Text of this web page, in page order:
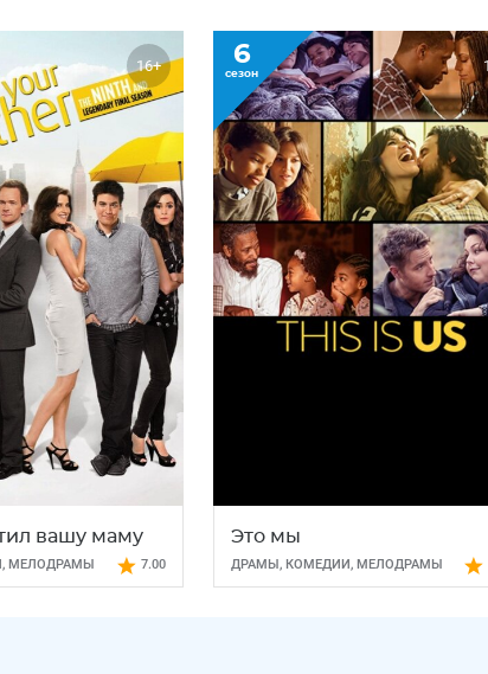
16+
вашу маму
,МЕЛОДРАМЫ 7.00
6
сезон
Это мы
ДРАМЫ, КОМЕДИИ, МЕЛОДРАМЫ